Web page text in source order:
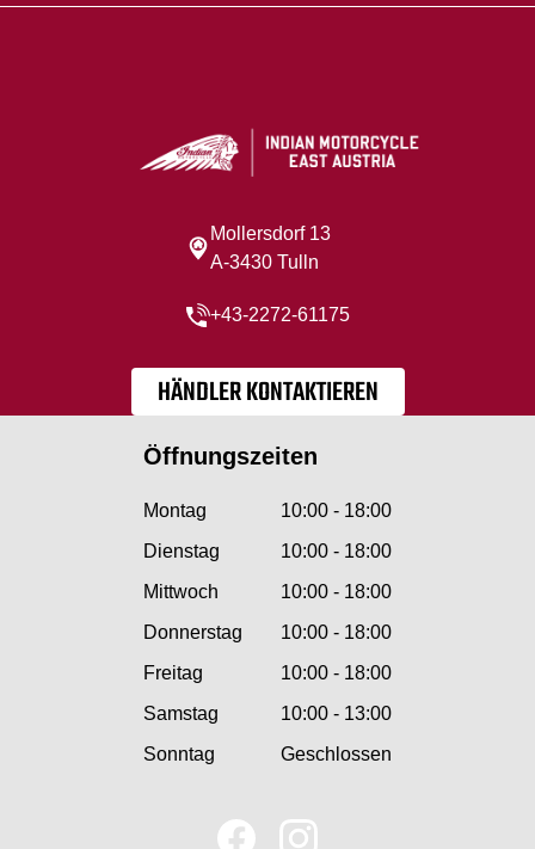
Mollersdorf 13
A-3430 Tulln
+43-2272-61175
HÄNDLER KONTAKTIEREN
Öffnungszeiten
Montag
10:00 - 18:00
Dienstag
10:00 - 18:00
Mittwoch
10:00 - 18:00
Donnerstag
10:00 - 18:00
Freitag
10:00 - 18:00
Samstag
10:00 - 13:00
Sonntag
Geschlossen